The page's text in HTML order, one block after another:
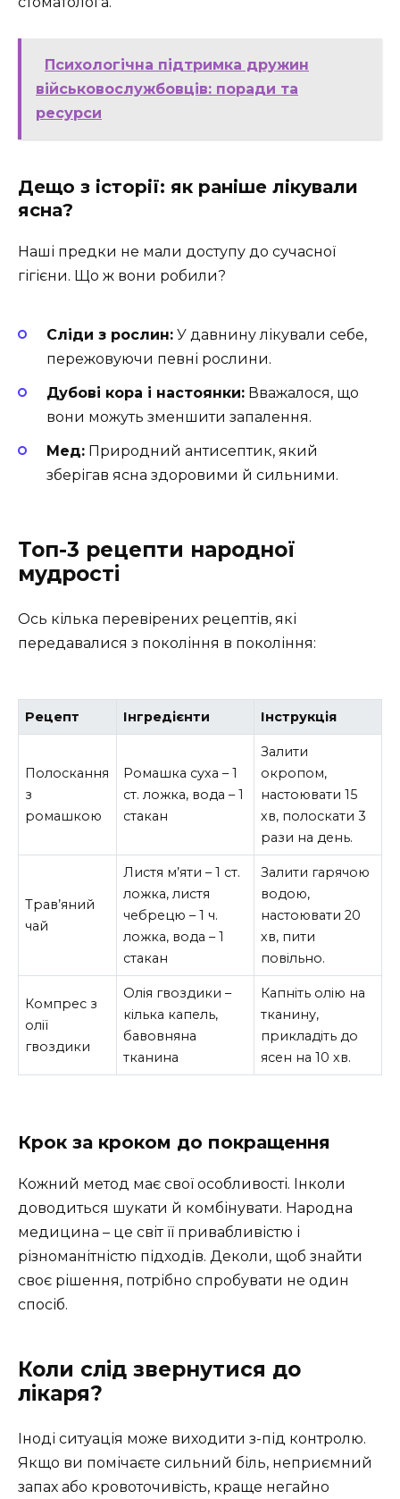
Психологічна підтримка дружин
військовослужбовців: поради та
ресурси
Дещо з історії: як раніше лікували
ясна?
Наші предки не мали доступу до сучасної
гігієни. Що ж вони робили?
Сліди з рослин: У давнину лікували себе,
пережовуючи певні рослини.
Дубові кора і настоянки: Вважалося, що
вони можуть зменшити запалення.
Мед: Природний антисептик, який
зберігав ясна здоровими й сильними.
Топ-3 рецепти народної
мудрості
Ось кілька перевірених рецептів, які
передавалися з покоління в покоління:
Рецепт Інгредієнти Інструкція
Полоскання
з
ромашкою
Ромашка суха – 1
ст. ложка, вода – 1
стакан
Залити
окропом,
настоювати 15
хв, полоскати 3
рази на день.
Трав’яний
чай
Листя м’яти – 1 ст.
ложка, листя
чебрецю – 1 ч.
ложка, вода – 1
стакан
Залити гарячою
водою,
настоювати 20
хв, пити
повільно.
Компрес з
олії
гвоздики
Олія гвоздики –
кілька капель,
бавовняна
тканина
Капніть олію на
тканину,
прикладіть до
ясен на 10 хв.
Крок за кроком до покращення
Кожний метод має свої особливості. Інколи
доводиться шукати й комбінувати. Народна
медицина – це світ її привабливістю і
різноманітністю підходів. Деколи, щоб знайти
своє рішення, потрібно спробувати не один
спосіб.
Коли слід звернутися до
лікаря?
Іноді ситуація може виходити з-під контролю.
Якщо ви помічаєте сильний біль, неприємний
запах або кровоточивість, краще негайно